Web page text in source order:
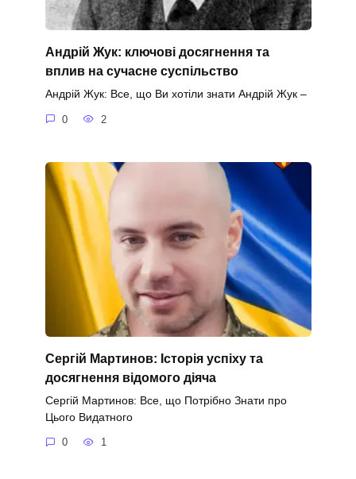
Андрій Жук: ключові досягнення та
вплив на сучасне суспільство
Андрій Жук: Все, що Ви хотіли знати Андрій Жук –
0 2
Сергій Мартинов: Історія успіху та
досягнення відомого діяча
Сергій Мартинов: Все, що Потрібно Знати про
Цього Видатного
0 1